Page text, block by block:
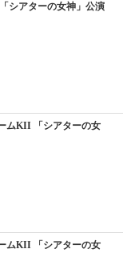
シアターの女神」公演
ムKII 「シアターの女
ムKII 「シアターの女